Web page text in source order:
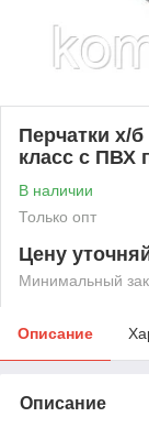
Перчатки х/
класс с ПВХ
В наличии
Только опт
Цену
Минимальный
Описание
Описание